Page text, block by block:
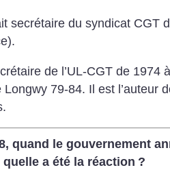
secrétaire du syndicat CGT
de l’UL-CGT de 1974
Longwy 79-84. Il est l’auteur
quand le gouvernement
a été la réaction ?